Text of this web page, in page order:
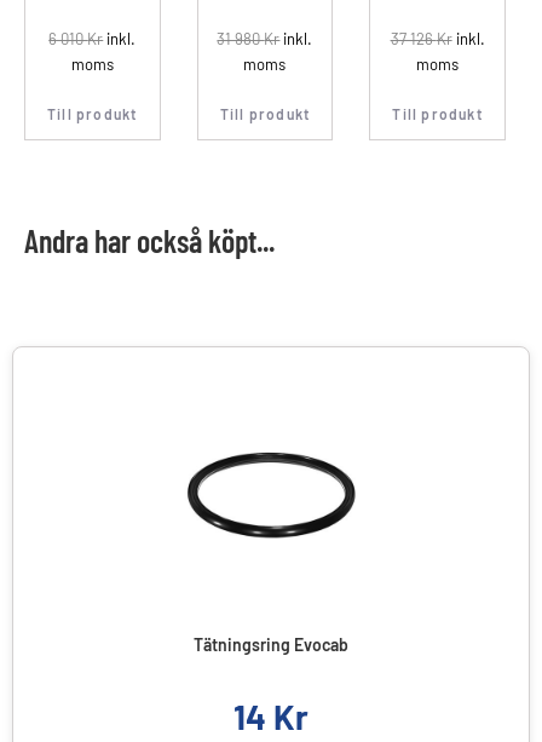
6 010Krinkl.
moms
Till produkt
31 980Krinkl.
moms
Till produkt
37 126Krinkl.
moms
Till produkt
Andra har också köpt...
Tätningsring Evocab
14 Kr